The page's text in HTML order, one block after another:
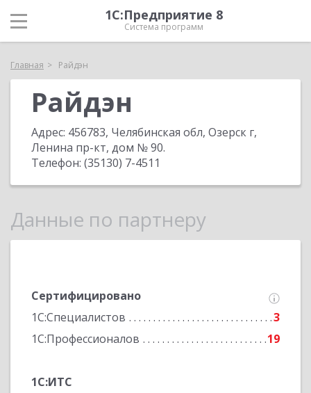
1С:Предприятие 8
Система программ
Главная Райдэн
Райдэн
Адрес: 456783, Челябинская обл, Озерск г,
Ленина пр-кт, дом № 90.
Телефон: (35130) 7-4511
Данные по партнеру
Сертифицировано
1С:Специалистов
3
1С:Профессионалов
19
1С:ИТС